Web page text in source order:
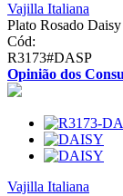
Vajilla Italiana
Plato Rosado
Cód:
R3173#DASP
Opinião dos
Vajilla Italiana